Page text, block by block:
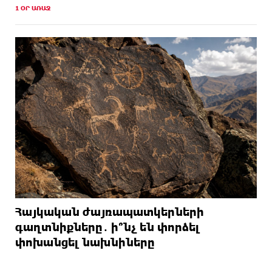
1 ՕՐ ԱՌԱՋ
Հայկական ժայռապատկերների
գաղտնիքները․ ի՞նչ են փորձել
փոխանցել նախնիները